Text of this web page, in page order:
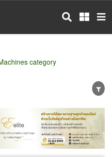
category
Manufacturer
Dealer
Business